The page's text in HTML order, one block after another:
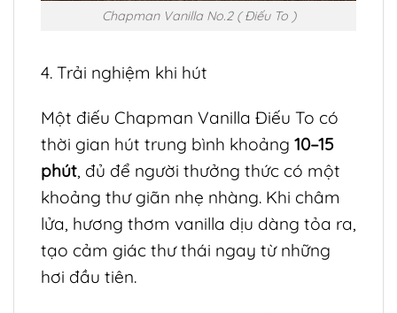
Chapman Vanilla No.2 ( Điếu To )
4. Trải nghiệm khi hút
Một điếu Chapman Vanilla Điếu To có
thời gian hút trung bình khoảng 10–15
phút, đủ để người thưởng thức có một
khoảng thư giãn nhẹ nhàng. Khi châm
lửa, hương thơm vanilla dịu dàng tỏa ra,
tạo cảm giác thư thái ngay từ những
hơi đầu tiên.